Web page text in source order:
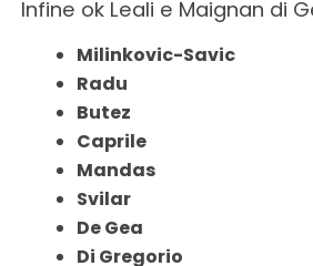
Infine ok Leali e Maignan di
Milinkovic-Savic
Radu
Butez
Caprile
Mandas
Svilar
De Gea
Di Gregorio